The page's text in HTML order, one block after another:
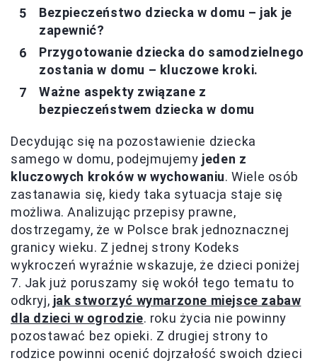
Bezpieczeństwo dziecka w domu – jak je
zapewnić?
Przygotowanie dziecka do samodzielnego
zostania w domu – kluczowe kroki.
Ważne aspekty związane z
bezpieczeństwem dziecka w domu
Decydując się na pozostawienie dziecka
samego w domu, podejmujemy jeden z
kluczowych kroków w wychowaniu. Wiele osób
zastanawia się, kiedy taka sytuacja staje się
możliwa. Analizując przepisy prawne,
dostrzegamy, że w Polsce brak jednoznacznej
granicy wieku. Z jednej strony Kodeks
wykroczeń wyraźnie wskazuje, że dzieci poniżej
7. Jak już poruszamy się wokół tego tematu to
odkryj, jak stworzyć wymarzone miejsce zabaw
dla dzieci w ogrodzie. roku życia nie powinny
pozostawać bez opieki. Z drugiej strony to
rodzice powinni ocenić dojrzałość swoich dzieci